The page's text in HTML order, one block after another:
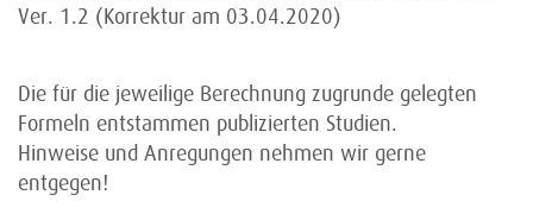
Ver. 1.2 (Korrektur am 03.04.2020)
Die für die jeweilige Berechnung zugrunde gelegten
Formeln entstammen publizierten Studien.
Hinweise und Anregungen nehmen wir gerne
entgegen!